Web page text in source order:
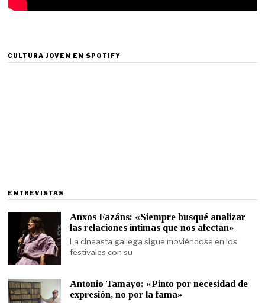
CULTURA JOVEN EN SPOTIFY
ENTREVISTAS
Anxos Fazáns: «Siempre busqué analizar
las relaciones íntimas que nos afectan»
La cineasta gallega sigue moviéndose en los
festivales con su
Antonio Tamayo: «Pinto por necesidad de
expresión, no por la fama»